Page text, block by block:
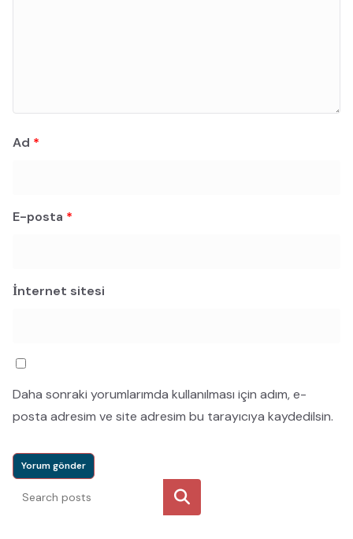
Ad *
E-posta *
İnternet sitesi
Daha sonraki yorumlarımda kullanılması için adım, e-
posta adresim ve site adresim bu tarayıcıya kaydedilsin.
Ara